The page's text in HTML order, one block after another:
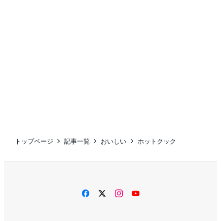
トップページ 記事一覧 おいしい ホットクック
facebooktwitterinstagram
YouTube